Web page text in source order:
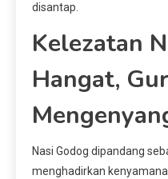
disantap.
Kelezatan
Hangat,
Nasi Godog dipandang
menghadirkan